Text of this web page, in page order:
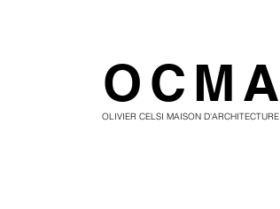
OLIVIER CELSI MAISON D'ARCHITECTURE
OCMA